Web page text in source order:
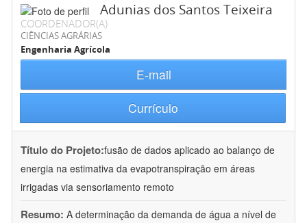
Adunias dos Santos Teixeira
COORDENADOR(A)
CIÊNCIAS AGRÁRIAS
Engenharia Agrícola
E-mail
Currículo
Título do Projeto:fusão de dados aplicado ao balanço de
energia na estimativa da evapotranspiração em áreas
irrigadas via sensoriamento remoto
Resumo: A determinação da demanda de água a nível de